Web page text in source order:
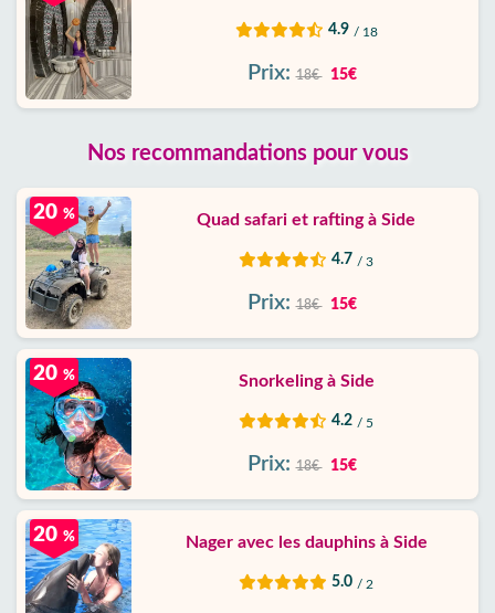
4.9 / 18
Prix: 18€ 15€
Nos recommandations pour vous
Quad safari et rafting à Side
4.7 / 3
20 %
Prix: 18€ 15€
Snorkeling à Side
4.2 / 5
20 %
Prix: 18€ 15€
Nager avec les dauphins à Side
5.0 / 2
20 %